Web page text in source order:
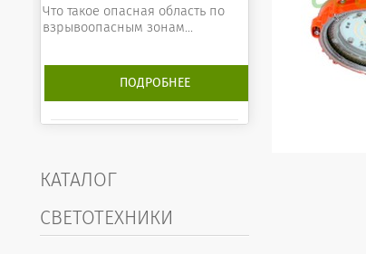
Что такое опасная область по
взрывоопасным зонам...
ПОДРОБНЕЕ
КАТАЛОГ
СВЕТОТЕХНИКИ